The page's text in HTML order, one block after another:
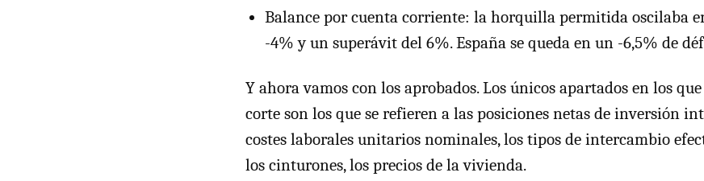
Balance por cuenta corriente: la horquilla permitida oscilaba
-4% y un superávit del 6%. España se queda en un -6,5% de
Y ahora vamos con los aprobados. Los únicos apartados en los
corte son los que se refieren a las posiciones netas de inversión
costes laborales unitarios nominales, los tipos de intercambio
los cinturones, los precios de la vivienda.